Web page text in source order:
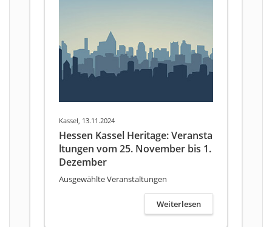
Kassel, 13.11.2024
Hessen Kassel Heritage: Veransta
ltungen vom 25. November bis 1.
Dezember
Ausgewählte Veranstaltungen
Weiterlesen